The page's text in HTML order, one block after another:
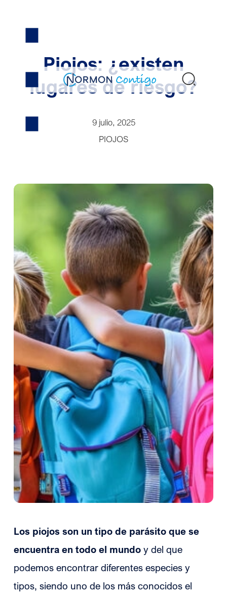
Piojos: ¿existen
lugares de riesgo?
9 julio, 2025
PIOJOS
Los piojos son un tipo de parásito que se
encuentra en todo el mundo y del que
podemos encontrar diferentes especies y
tipos, siendo uno de los más conocidos el